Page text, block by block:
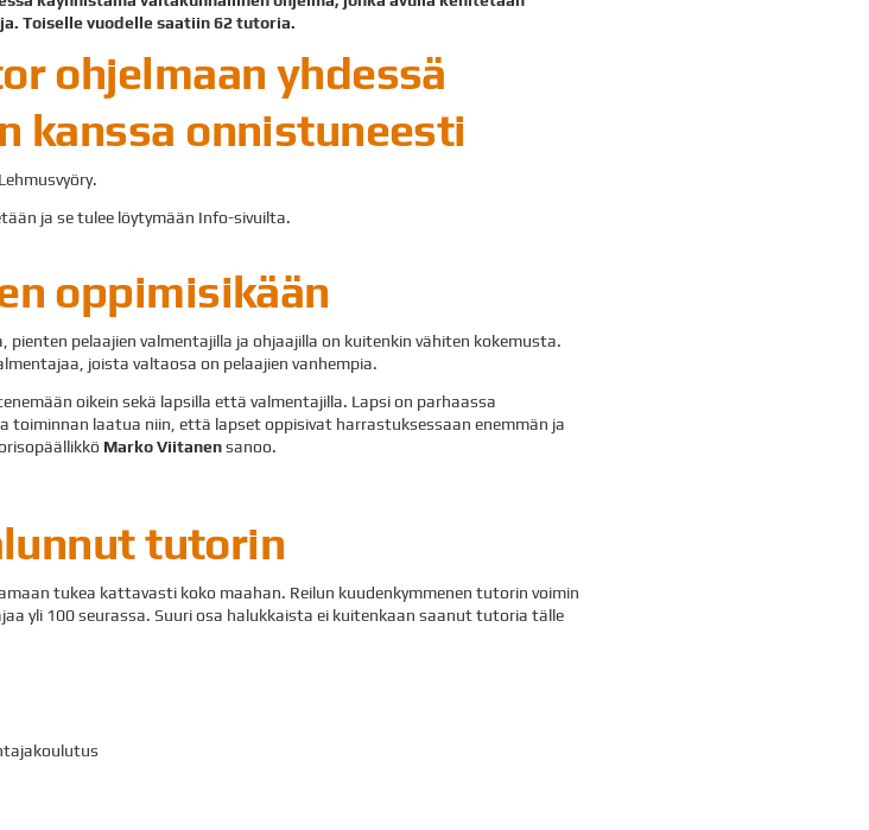
Toiselle vuodelle saatiin 62 tutoria.
ohjelmaan yhdessä
kanssa onnistuneesti
ja se tulee löytymään Info-sivuilta.
oppimisikään
pelaajien valmentajilla ja ohjaajilla on kuitenkin vähiten kokemusta.
joista valtaosa on pelaajien vanhempia.
oikein sekä lapsilla että valmentajilla. Lapsi on parhaassa
toiminnan laatua niin, että lapset oppisivat harrastuksessaan enemmän ja
Marko Viitanensanoo.
tutorin
tukea kattavasti koko maahan. Reilun kuudenkymmenen tutorin voimin
yli 100 seurassa. Suuri osa halukkaista ei kuitenkaan saanut tutoria tälle